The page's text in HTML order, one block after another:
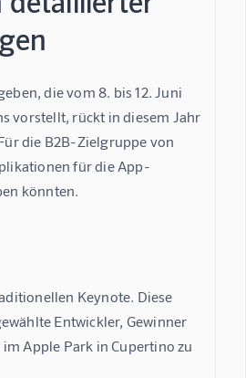
die vom 8. bis 12. Juni
vorstellt, rückt in diesem Jahr
die B2B-Zielgruppe von
für die App-
könnten.
Keynote. Diese
Entwickler, Gewinner
Apple Park in Cupertino zu